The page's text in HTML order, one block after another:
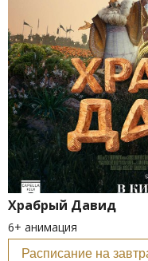
Храбрый Давид
6+ анимация
Расписание на